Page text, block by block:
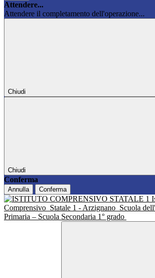
Attendere...
Attendere il completamento dell'operazione...
Chiudi
Chiudi
Conferma
Annulla Conferma
Comprensivo Statale 1 - Arzignano Scuola
Primaria – Scuola Secondaria 1° grado